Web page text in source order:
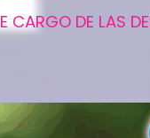
CARGO DE LAS